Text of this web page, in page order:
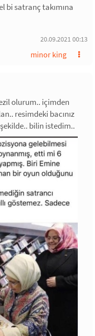
bi satranç takımına
20.09.2021 00:13
minor king
olurum.. içimden
resimdeki bacınız
bilin istedim..